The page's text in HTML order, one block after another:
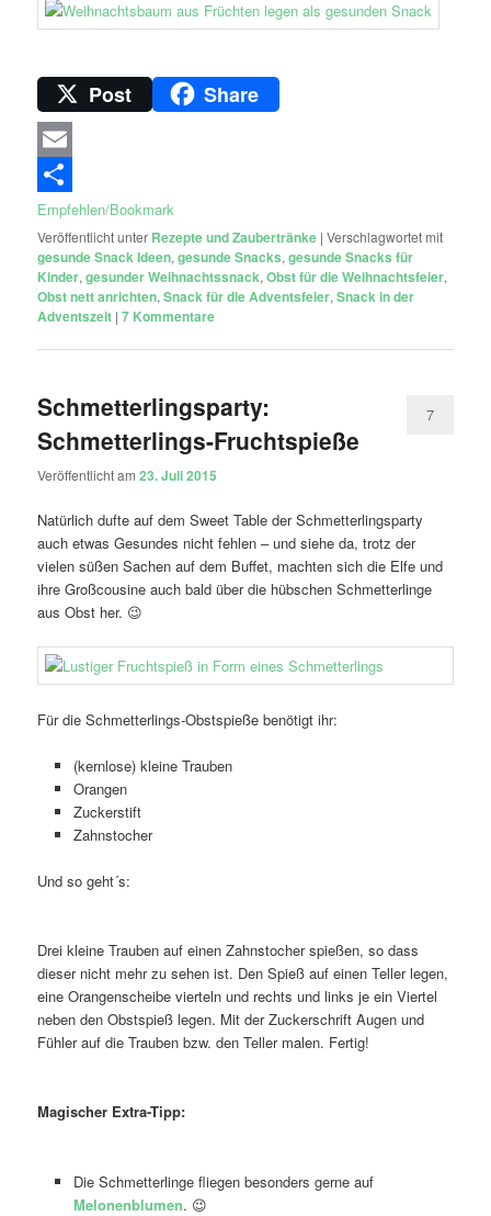
Post Share
Email
Empfehlen/Bookmark
Veröffentlicht unter Rezepte und Zaubertränke |Verschlagwortet mit
gesunde Snack Ideen,gesunde Snacks,gesunde Snacks für
Kinder,gesunder Weihnachtssnack,Obst für die Weihnachtsfeier,
Obst nett anrichten,Snack für die Adventsfeier,Snack in der
Adventszeit |7 Kommentare
Schmetterlingsparty:
Schmetterlings-Fruchtspieße
Veröffentlicht am23. Juli 2015
7
Natürlich dufte auf dem Sweet Table der Schmetterlingsparty
auch etwas Gesundes nicht fehlen – und siehe da, trotz der
vielen süßen Sachen auf dem Buffet, machten sich die Elfe und
ihre Großcousine auch bald über die hübschen Schmetterlinge
aus Obst her. 😉
Für die Schmetterlings-Obstspieße benötigt ihr:
(kernlose) kleine Trauben
Orangen
Zuckerstift
Zahnstocher
Und so geht´s:
Drei kleine Trauben auf einen Zahnstocher spießen, so dass
dieser nicht mehr zu sehen ist. Den Spieß auf einen Teller legen,
eine Orangenscheibe vierteln und rechts und links je ein Viertel
neben den Obstspieß legen. Mit der Zuckerschrift Augen und
Fühler auf die Trauben bzw. den Teller malen. Fertig!
Magischer Extra-Tipp:
Die Schmetterlinge fliegen besonders gerne auf
Melonenblumen. 😉